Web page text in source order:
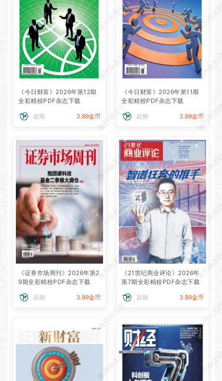
《今日财富》2026年第12期
全彩精校PDF杂志下载
超频 3.99金币
《今日财富》2026年第11期
全彩精校PDF杂志下载
超频 3.99金币
《证券市场周刊》2026年第2
9期全彩精校PDF杂志下载
超频 3.99金币
《21世纪商业评论》2026年
第7期全彩精校PDF杂志下载
超频 3.99金币
微刊杂志社
微刊杂
微刊杂志社
微刊杂
微刊杂志社
微刊杂
微刊杂志社
微刊杂
微刊杂志社
微刊杂
微刊杂志社
微刊杂
微刊杂志社
微刊杂
微刊杂志社
微刊杂